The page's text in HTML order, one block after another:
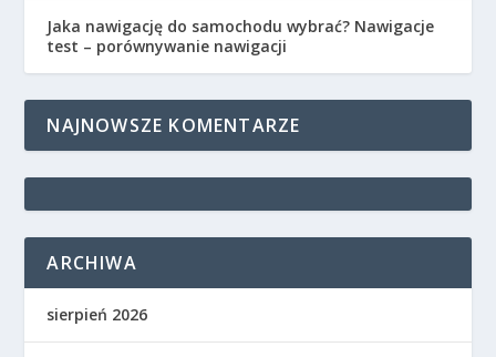
Jaka nawigację do samochodu wybrać? Nawigacje
test – porównywanie nawigacji
NAJNOWSZE KOMENTARZE
ARCHIWA
sierpień 2026